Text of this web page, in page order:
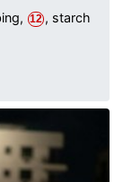
12 , starch